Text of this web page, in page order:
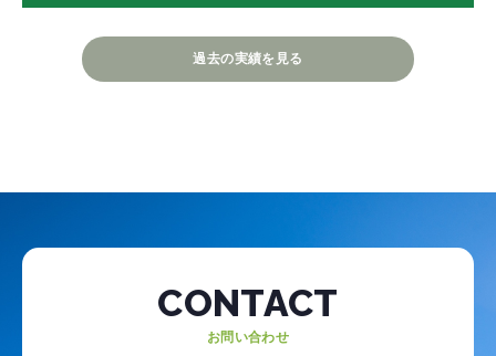
過去の実績を見る
CONTACT
お問い合わせ